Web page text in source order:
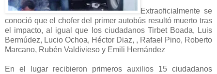
Extraoficialmente se
conoció que el chofer del primer autobús resultó muerto tras
el impacto, al igual que los ciudadanos Tirbet Boada, Luis
Bermúdez, Lucio Ochoa, Héctor Diaz, , Rafael Pino, Roberto
Marcano, Rubén Valdivieso y Emili Hernández
En el lugar recibieron primeros auxilios 15 ciudadanos